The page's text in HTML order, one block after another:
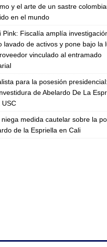
y el arte de un sastre
en el mundo
Pink: Fiscalía amplía
lavado de activos y pone bajo la
vinculado al entramado
para la posesión
de Abelardo De La
USC
medida cautelar sobre la
de la Espriella en Cali